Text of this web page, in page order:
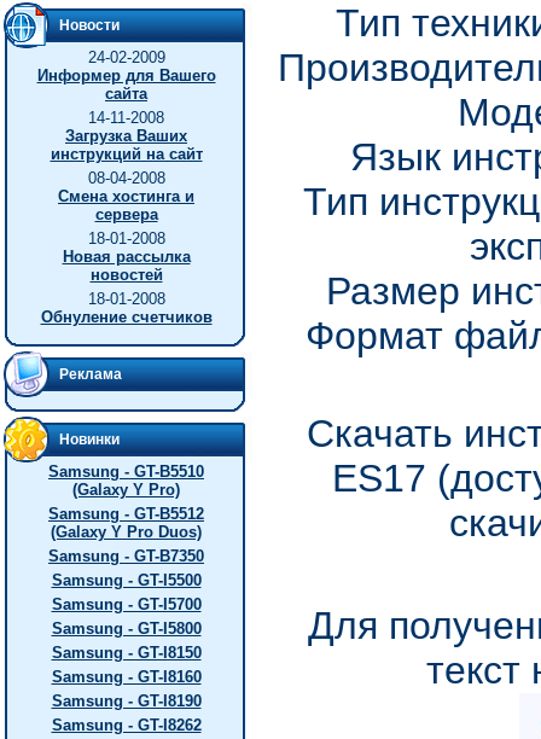
Новости
24-02-2009
Информер для Вашего
сайта
14-11-2008
Загрузка Ваших
инструкций на сайт
08-04-2008
Смена хостинга и
сервера
18-01-2008
Новая рассылка
новостей
18-01-2008
Обнуление счетчиков
Реклама
Новинки
Samsung - GT-B5510
(Galaxy Y Pro)
Samsung - GT-B5512
(Galaxy Y Pro Duos)
Samsung - GT-B7350
Samsung - GT-I5500
Samsung - GT-I5700
Samsung - GT-I5800
Samsung - GT-I8150
Samsung - GT-I8160
Samsung - GT-I8190
Samsung - GT-I8262
Тип
Язык
Тип
Размер
Формат
Скачать
ES17
Для
текст